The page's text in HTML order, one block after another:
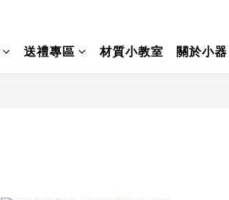
送禮專區 材質小教室 關於小器